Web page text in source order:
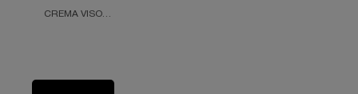
CREMA VISO